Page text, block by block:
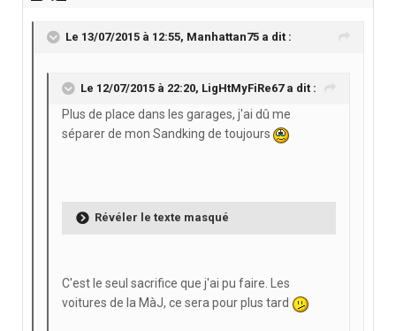
Le 13/07/2015 à 12:55, Manhattan75 a dit :
Le 12/07/2015 à 22:20, LigHtMyFiRe67 a dit :
Plus de place dans les garages, j'ai dû me
séparer de mon Sandking de toujours
Révéler le texte masqué
C'est le seul sacrifice que j'ai pu faire. Les
voitures de la MàJ, ce sera pour plus tard